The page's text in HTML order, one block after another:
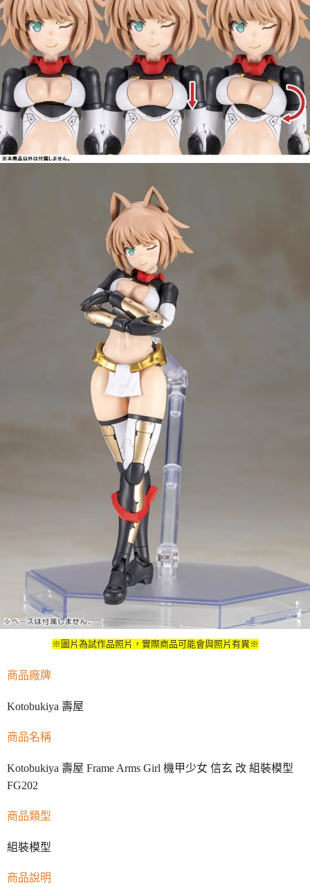
※圖片為試作品照片，實際商品可能會與照片有異※
商品廠牌
Kotobukiya 壽屋
商品名稱
Kotobukiya 壽屋 Frame Arms Girl 機甲少女 信玄 改 組裝模型
FG202
商品類型
組裝模型
商品說明